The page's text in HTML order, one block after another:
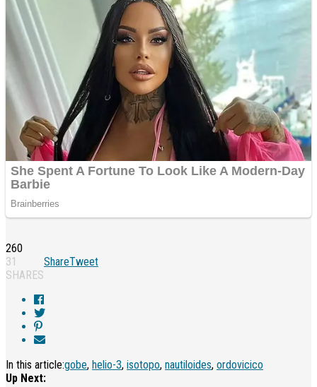
260
31
SHARES
ShareTweet
In this article:gobe, helio-3, isotopo, nautiloides, ordovicico
Up Next: